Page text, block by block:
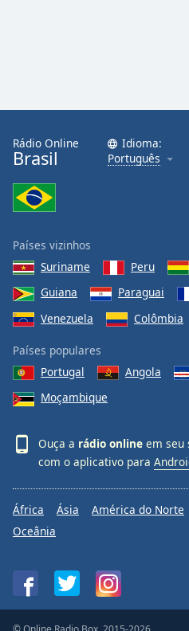
Rádio Online
Brasil
Idioma:
Português
Países vizinhos
Suriname
Peru
Guiana
Paraguai
Venezuela
Colômbia
Países populares
Portugal
Angola
Moçambique
Ouça a rádio online em seu
com o aplicativo para
África Ásia América do Norte
Oceânia